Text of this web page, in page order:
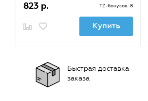
823 р. TZ-бонусов: 8
Купить
Быстрая доставка
заказа